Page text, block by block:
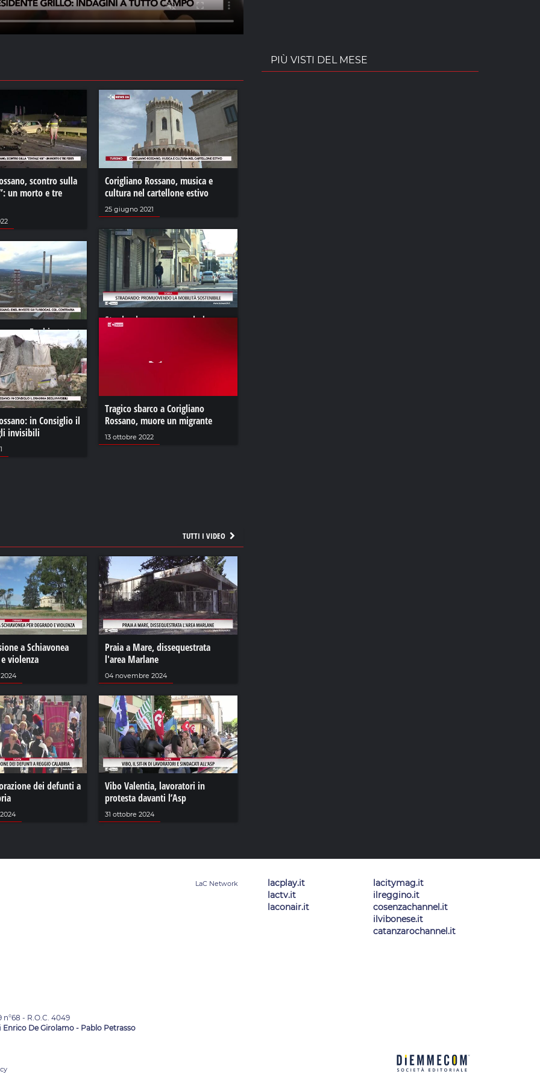
scontro sulla
un morto e tre
Corigliano Rossano, musica e
cultura nel cartellone estivo
25 giugno 2021
Stradando, promuovendo la
mobilità sostenibile
Enel investe
Cgil contraria
Tragico sbarco a Corigliano
Rossano, muore un migrante
13 ottobre 2022
in Consiglio il
invisibili
TUTTI I VIDEO
a Schiavonea
violenza
Praia a Mare, dissequestrata
l'area Marlane
04 novembre 2024
dei defunti a
Vibo Valentia, lavoratori in
protesta davanti l’Asp
31 ottobre 2024
PIÙ VISTI DEL MESE
lacplay.it
lactv.it
laconair.it
lacitymag.it
ilreggino.it
cosenzachannel.it
ilvibonese.it
catanzarochannel.it
- R.O.C. 4049
Enrico De Girolamo - Pablo Petrasso